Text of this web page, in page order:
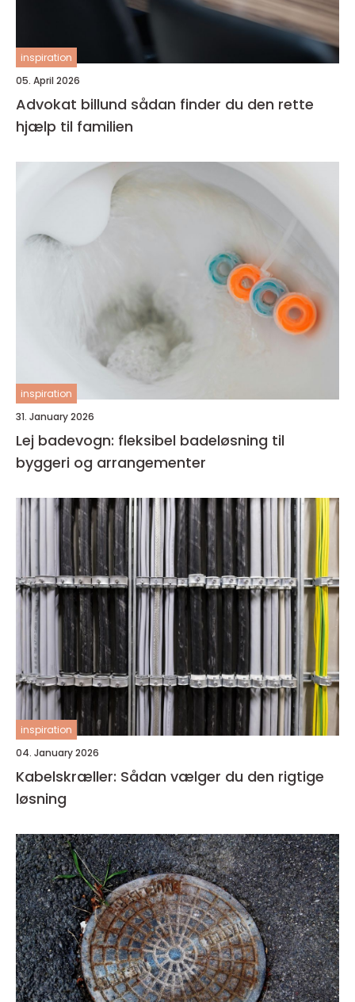
inspiration
05. April 2026
Advokat billund sådan finder du den rette
hjælp til familien
inspiration
31. January 2026
Lej badevogn: fleksibel badeløsning til
byggeri og arrangementer
inspiration
04. January 2026
Kabelskræller: Sådan vælger du den rigtige
løsning